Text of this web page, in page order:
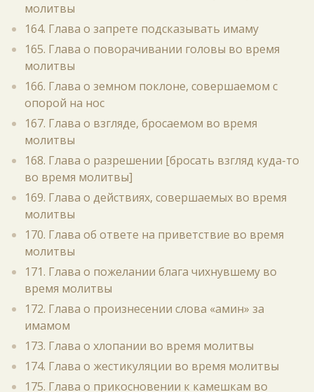
молитвы
164. Глава о запрете подсказывать имаму
165. Глава о поворачивании головы во время
молитвы
166. Глава о земном поклоне, совершаемом с
опорой на нос
167. Глава о взгляде, бросаемом во время
молитвы
168. Глава о разрешении [бросать взгляд куда-то
во время молитвы]
169. Глава о действиях, совершаемых во время
молитвы
170. Глава об ответе на приветствие во время
молитвы
171. Глава о пожелании блага чихнувшему во
время молитвы
172. Глава о произнесении слова «амин» за
имамом
173. Глава о хлопании во время молитвы
174. Глава о жестикуляции во время молитвы
175. Глава о прикосновении к камешкам во